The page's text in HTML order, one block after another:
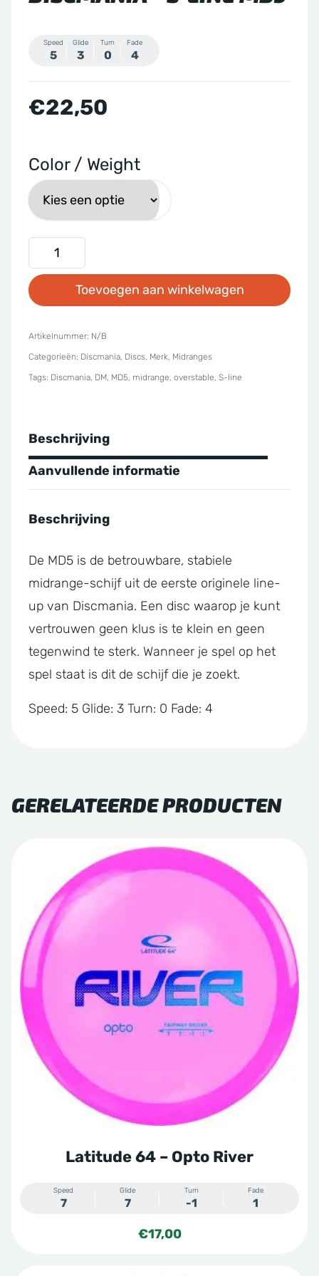
Speed
5
Glide
3
Turn
0
Fade
4
€22,50
Color / Weight
Discmania
-
S-
MD5
aantal
Toevoegen aan winkelwagen
Artikelnummer: N/B
Categorieën: Discmania, Discs, Merk, Midranges
Tags: Discmania, DM, MD5, midrange, overstable, S-line
Beschrijving
Aanvullende informatie
Beschrijving
De MD5 is de betrouwbare, stabiele
midrange-schijf uit de eerste originele line-
up van Discmania. Een disc waarop je kunt
vertrouwen geen klus is te klein en geen
tegenwind te sterk. Wanneer je spel op het
spel staat is dit de schijf die je zoekt.
Speed: 5 Glide: 3 Turn: 0 Fade: 4
GERELATEERDE PRODUCTEN
Latitude 64 – Opto River
Speed
7
Glide
7
Turn
-1
Fade
1
€17,00
product
heeft
meerdere
variaties.
Deze
optie
kan
gekozen
worden